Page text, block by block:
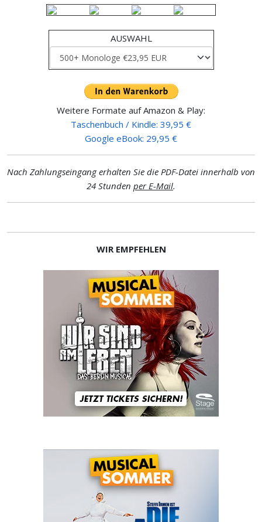
AUSWAHL
Weitere Formate auf Amazon & Play:
Taschenbuch / Kindle: 39,95 €
Google eBook: 29,95 €
Nach Zahlungseingang erhalten Sie die PDF-Datei innerhalb von
24 Stunden per E-Mail.
WIR EMPFEHLEN